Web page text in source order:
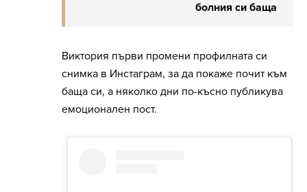
болния си баща
Виктория първи промени профилната си
снимка в Инстаграм, за да покаже почит към
баща си, а няколко дни по-късно публикува
емоционален пост.